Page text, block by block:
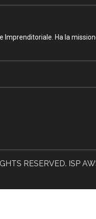
Imprenditoriale. Ha la
RESERVED. ISP